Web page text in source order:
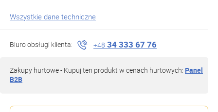
Wszystkie dane techniczne
Biuro obsługi klienta: +48 34 333 67 76
Zakupy hurtowe - Kupuj ten produkt w cenach hurtowych: Panel
B2B